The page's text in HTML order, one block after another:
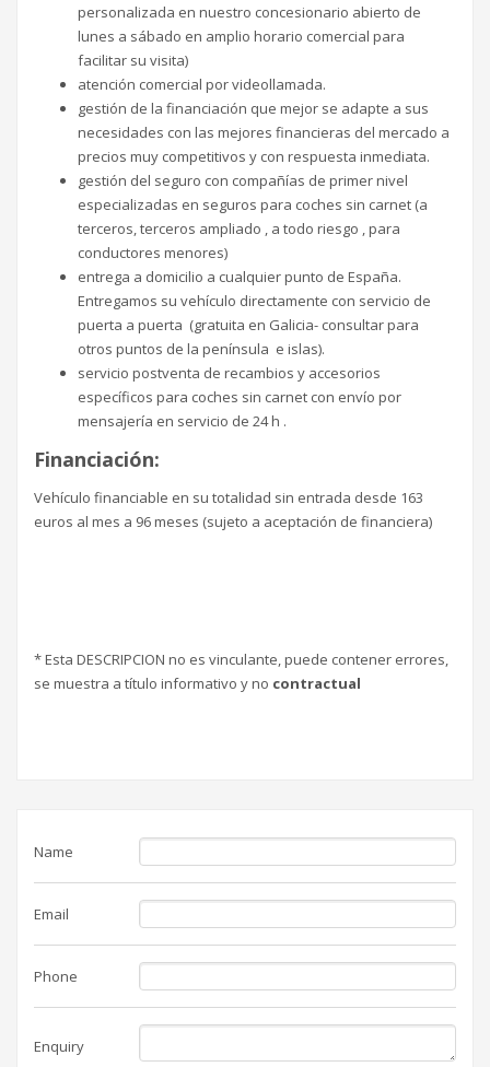
personalizada en nuestro concesionario abierto de
lunes a sábado en amplio horario comercial para
facilitar su visita)
atención comercial por videollamada.
gestión de la financiación que mejor se adapte a sus
necesidades con las mejores financieras del mercado a
precios muy competitivos y con respuesta inmediata.
gestión del seguro con compañías de primer nivel
especializadas en seguros para coches sin carnet (a
terceros, terceros ampliado , a todo riesgo , para
conductores menores)
entrega a domicilio a cualquier punto de España.
Entregamos su vehículo directamente con servicio de
puerta a puerta (gratuita en Galicia- consultar para
otros puntos de la península e islas).
servicio postventa de recambios y accesorios
específicos para coches sin carnet con envío por
mensajería en servicio de 24 h .
Financiación:
Vehículo financiable en su totalidad sin entrada desde 163
euros al mes a 96 meses (sujeto a aceptación de financiera)
* Esta DESCRIPCION no es vinculante, puede contener errores,
se muestra a título informativo y no contractual
Name
Email
Phone
Enquiry